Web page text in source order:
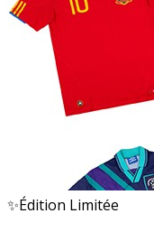
✨Édition Limitée